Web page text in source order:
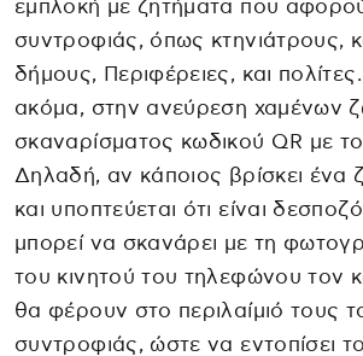
εμπλοκή με ζητήματα που
συντροφιάς, όπως κτηνιάτρους,
δήμους, Περιφέρειες, και
ακόμα, στην ανεύρεση χαμένων
σκαναρίσματος κωδικού QR με το
Δηλαδή, αν κάποιος βρίσκει
και υποπτεύεται ότι είναι
μπορεί να σκανάρει με τη
του κινητού του τηλεφώνου τον
θα φέρουν στο περιλαίμιό τους
συντροφιάς, ώστε να εντοπίσει